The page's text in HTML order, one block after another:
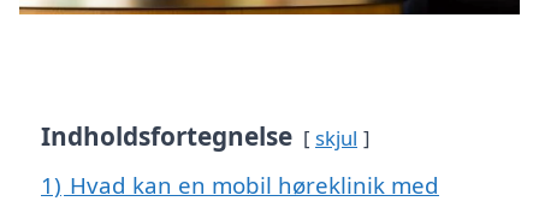
Indholdsfortegnelse skjul
1) Hvad kan en mobil høreklinik med